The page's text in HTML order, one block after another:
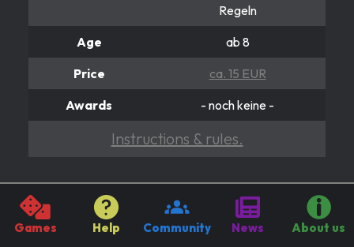
Games Help Community News About us
DRACHENHERZ
Es ist wieder Zeit für Helden
Regeln
Age
ab 8
Price
ca. 15 EUR
Awards
- noch keine -
Instructions & rules.